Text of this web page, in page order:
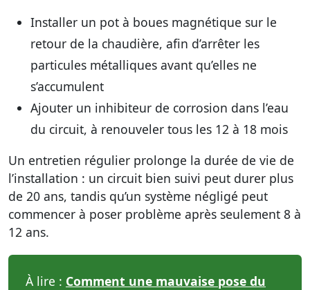
Installer un pot à boues magnétique sur le
retour de la chaudière, afin d’arrêter les
particules métalliques avant qu’elles ne
s’accumulent
Ajouter un inhibiteur de corrosion dans l’eau
du circuit, à renouveler tous les 12 à 18 mois
Un entretien régulier prolonge la durée de vie de
l’installation : un circuit bien suivi peut durer plus
de 20 ans, tandis qu’un système négligé peut
commencer à poser problème après seulement 8 à
12 ans.
À lire : Comment une mauvaise pose du